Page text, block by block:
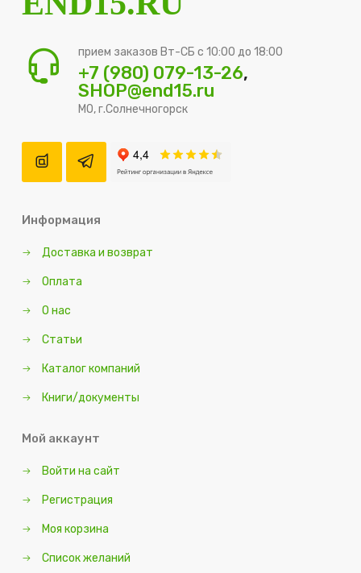
прием заказов Вт-СБ с 10:00 до 18:00
+7 (980) 079-13-26,
SHOP@end15.ru
МО, г.Солнечногорск
Информация
Доставка и возврат
Оплата
О нас
Статьи
Каталог компаний
Книги/документы
Мой аккаунт
Войти на сайт
Регистрация
Моя корзина
Список желаний